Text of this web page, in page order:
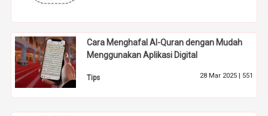
Cara Menghafal Al-Quran dengan Mudah
Menggunakan Aplikasi Digital
Tips 28 Mar 2025 | 551